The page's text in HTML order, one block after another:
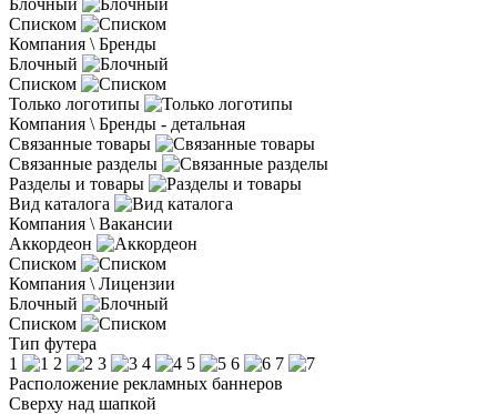
Блочный
Списком
Компания \ Бренды
Блочный
Списком
Только логотипы
Компания \ Бренды - детальная
Связанные товары
Связанные разделы
Разделы и товары
Вид каталога
Компания \ Вакансии
Аккордеон
Списком
Компания \ Лицензии
Блочный
Списком
Тип футера
1
2 3 4 5 6
7
Расположение рекламных баннеров
Сверху над шапкой